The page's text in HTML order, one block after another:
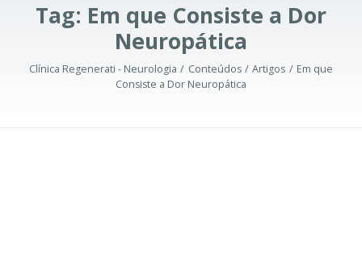
Tag: Em que Consiste a Dor
Neuropática
Clínica Regenerati - Neurologia Conteúdos Artigos
Em que
Consiste a Dor Neuropática